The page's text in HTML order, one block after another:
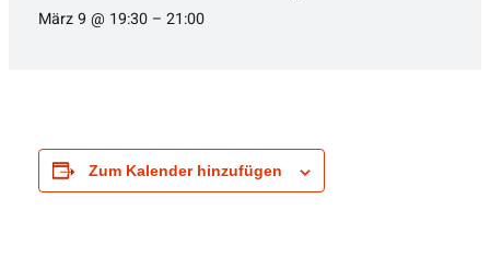
März 9 @ 19:30– 21:00
Zum Kalender hinzufügen